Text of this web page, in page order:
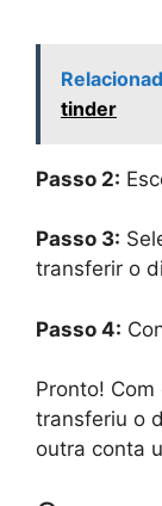
tinder
Passo 2:
Passo 3:
transferir o
Passo 4:
Pronto!
transferiu o
outra conta